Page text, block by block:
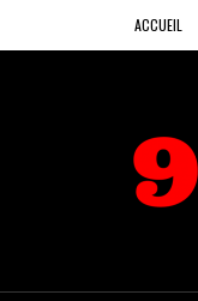
ACCUEIL